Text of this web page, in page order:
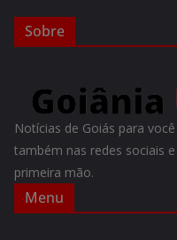
Sobre
Notícias de Goiás para
também nas redes sociais
primeira mão.
Menu